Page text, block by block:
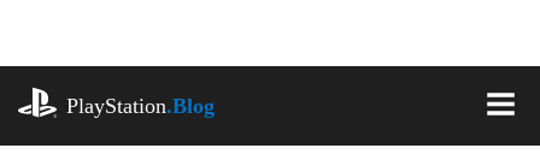
로
뛰
PlayStation.Blog